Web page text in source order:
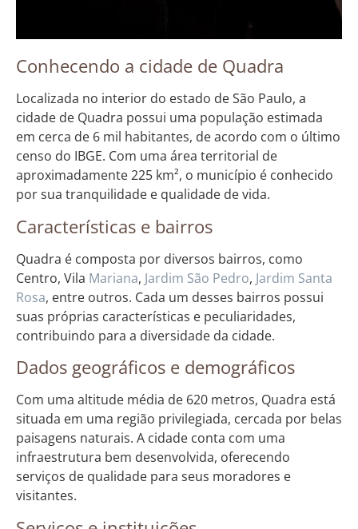
Conhecendo a cidade de Quadra
Localizada no interior do estado de São Paulo, a
cidade de Quadra possui uma população estimada
em cerca de 6 mil habitantes, de acordo com o último
censo do IBGE. Com uma área territorial de
aproximadamente 225 km², o município é conhecido
por sua tranquilidade e qualidade de vida.
Características e bairros
Quadra é composta por diversos bairros, como
Centro, Vila Mariana, Jardim São Pedro, Jardim Santa
Rosa, entre outros. Cada um desses bairros possui
suas próprias características e peculiaridades,
contribuindo para a diversidade da cidade.
Dados geográficos e demográficos
Com uma altitude média de 620 metros, Quadra está
situada em uma região privilegiada, cercada por belas
paisagens naturais. A cidade conta com uma
infraestrutura bem desenvolvida, oferecendo
serviços de qualidade para seus moradores e
visitantes.